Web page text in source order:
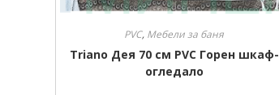
PVC, Мебели за баня
Triano Дея 70 см PVC Горен шкаф-
огледало